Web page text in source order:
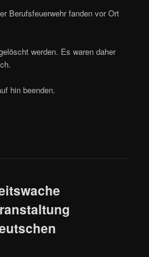
Berufsfeuerwehr fanden vor Ort
werden. Es waren daher
hin beenden.